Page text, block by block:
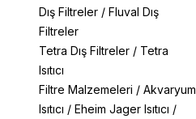
Dış Filtreler / Fluval Dış
Filtreler
Tetra Dış Filtreler / Tetra
Isıtıcı
Filtre Malzemeleri / Akvaryum
Isıtıcı / Eheim Jager Isıtıcı /